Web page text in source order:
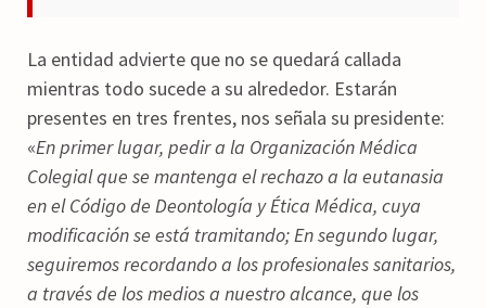
La entidad advierte que no se quedará callada
mientras todo sucede a su alrededor. Estarán
presentes en tres frentes, nos señala su presidente:
«En primer lugar, pedir a la Organización Médica
Colegial que se mantenga el rechazo a la eutanasia
en el Código de Deontología y Ética Médica, cuya
modificación se está tramitando; En segundo lugar,
seguiremos recordando a los profesionales sanitarios,
a través de los medios a nuestro alcance, que los